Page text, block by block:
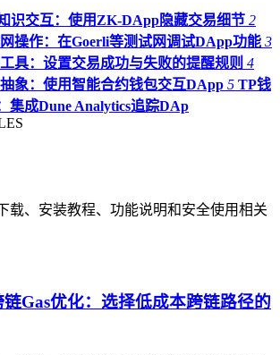
识交互：使用ZK-DApp隐藏交易细节 2
操作：在Goerli等测试网调试DApp功能 3
具：设置交易成功与失败的提醒规则 4
象：使用智能合约钱包交互DApp 5 TP钱
集成Dune Analytics追踪DAp
载、安装教程、功能说明和安全使用相关
Gas优化：选择低成本跨链路径的